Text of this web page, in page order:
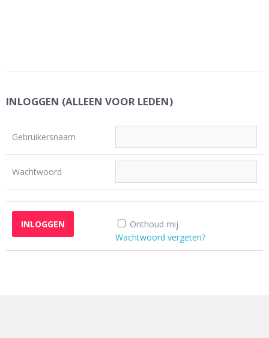
INLOGGEN (ALLEEN VOOR LEDEN)
Gebruikersnaam
Wachtwoord
Onthoud mij
Wachtwoord vergeten?